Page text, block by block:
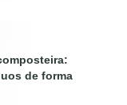
de forma